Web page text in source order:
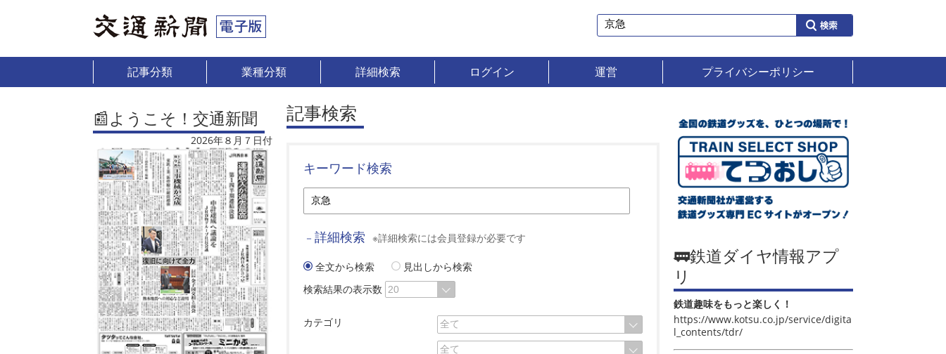
記事分類 業種分類 詳細検索 ログイン 運営 プライバシーポリシー
📰ようこそ！交通新聞
2026年８月７日付
記事検索
キーワード検索
－ 詳細検索 ※詳細検索には会員登録が必要です
全文から検索
見出しから検索
検索結果の表示数
カテゴリ
🚃鉄道ダイヤ情報アプ
リ
鉄道趣味をもっと楽しく！
https://www.kotsu.co.jp/service/digita
l_contents/tdr/